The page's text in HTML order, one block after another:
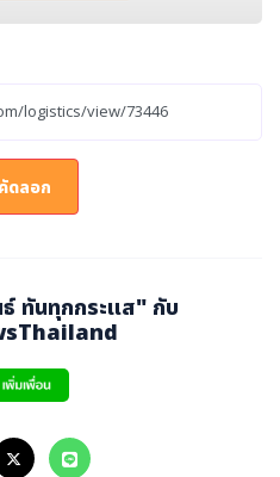
(ESIE) จังหวัดระยอง ทางภา
file/d/1dqm0
view?u
คัดลอก
ทันทุกกระแส" กับ